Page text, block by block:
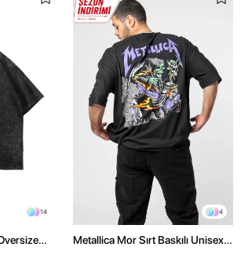
14 4
Metallica Mor Sırt Baskılı Unisex